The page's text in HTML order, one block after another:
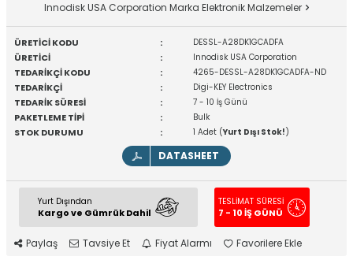
Innodisk USA Corporation Marka Elektronik Malzemeler
ÜRETİCİ KODU : DESSL-A28DK1GCADFA
ÜRETİCİ : Innodisk USA Corporation
TEDARİKÇİ KODU : 4265-DESSL-A28DK1GCADFA-ND
TEDARİKÇİ : Digi-KEY Electronics
TEDARİK SÜRESİ : 7 - 10 İş Günü
PAKETLEME TİPİ : Bulk
STOK DURUMU : 1 Adet (Yurt Dışı Stok!)
DATASHEET
Yurt Dışından
Kargo ve Gümrük Dahil
TESLİMAT SÜRESİ
7 - 10 İŞ GÜNÜ
Paylaş Tavsiye Et Fiyat Alarmı Favorilere Ekle